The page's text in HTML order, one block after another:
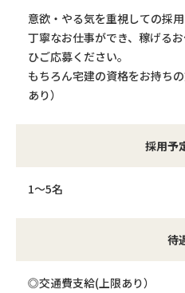
意欲・やる気を重視しての採用
丁寧なお仕事ができ、稼げる
ひご応募ください。
もちろん宅建の資格をお持ち
あり）
採用予
1～5名
待
◎交通費支給(上限あり）